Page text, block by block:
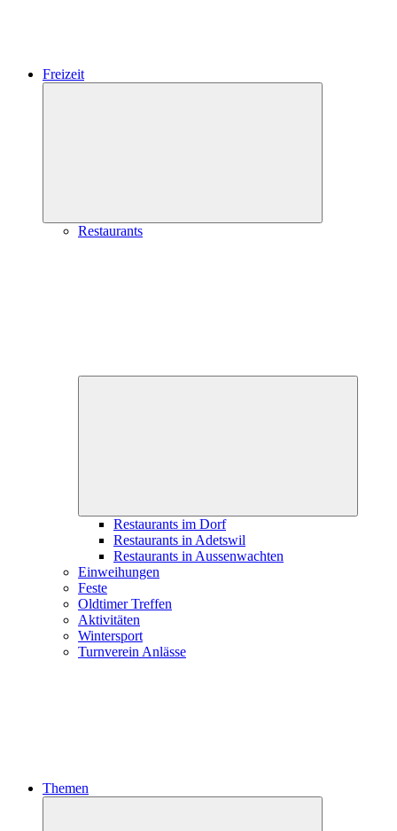
Freizeit
Restaurants
Restaurants im Dorf
Restaurants in Adetswil
Restaurants in Aussenwachten
Einweihungen
Feste
Oldtimer Treffen
Aktivitäten
Wintersport
Turnverein Anlässe
Themen